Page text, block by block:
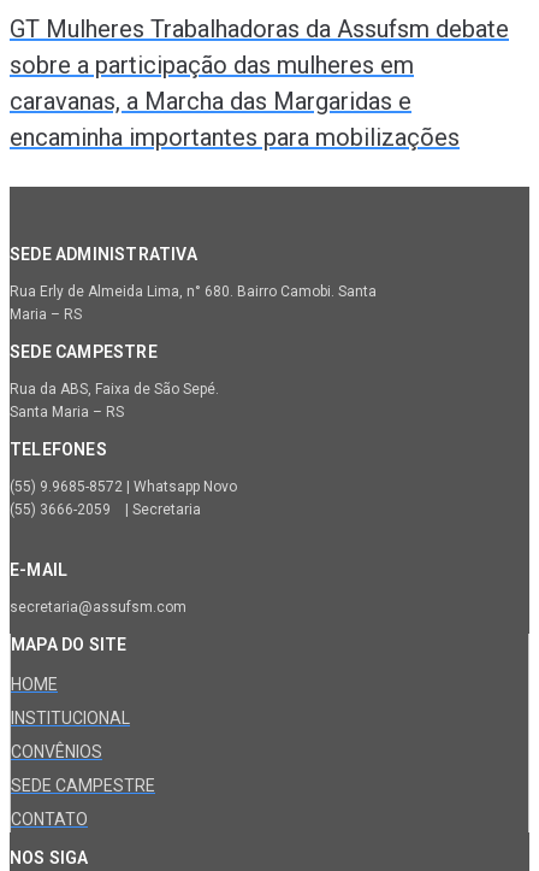
GT Mulheres Trabalhadoras da Assufsm debate
sobre a participação das mulheres em
caravanas, a Marcha das Margaridas e
encaminha importantes para mobilizações
SEDE ADMINISTRATIVA
Rua Erly de Almeida Lima, n° 680. Bairro Camobi. Santa
Maria – RS
SEDE CAMPESTRE
Rua da ABS, Faixa de São Sepé.
Santa Maria – RS
TELEFONES
(55) 9.9685-8572 | Whatsapp Novo
(55) 3666-2059 | Secretaria
E-MAIL
secretaria@assufsm.com
MAPA DO SITE
HOME
INSTITUCIONAL
CONVÊNIOS
SEDE CAMPESTRE
CONTATO
NOS SIGA